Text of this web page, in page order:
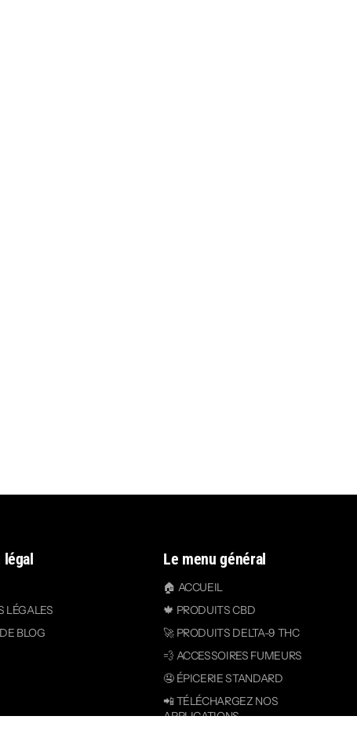
légal
LÉGALES
BLOG
Le menu général
🏠 ACCUEIL
🍁 PRODUITS CBD
🚀 PRODUITS DELTA-9 THC
💨 ACCESSOIRES FUMEURS
🤤 ÉPICERIE STANDARD
📲 TÉLÉCHARGEZ NOS
APPLICATIONS